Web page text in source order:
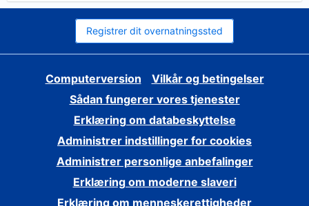
Registrer dit overnatningssted
Computerversion
Vilkår og betingelser
Sådan fungerer vores tjenester
Erklæring om databeskyttelse
Administrer indstillinger for cookies
Administrer personlige anbefalinger
Erklæring om moderne slaveri
Erklæring om menneskerettigheder